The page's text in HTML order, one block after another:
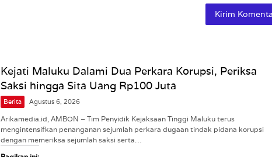
Kejati Maluku Dalami Dua Perkara Korupsi, Periksa
Saksi hingga Sita Uang Rp100 Juta
Berita Agustus 6, 2026
Arikamedia.id, AMBON – Tim Penyidik Kejaksaan Tinggi Maluku terus
mengintensifkan penanganan sejumlah perkara dugaan tindak pidana korupsi
dengan memeriksa sejumlah saksi serta…